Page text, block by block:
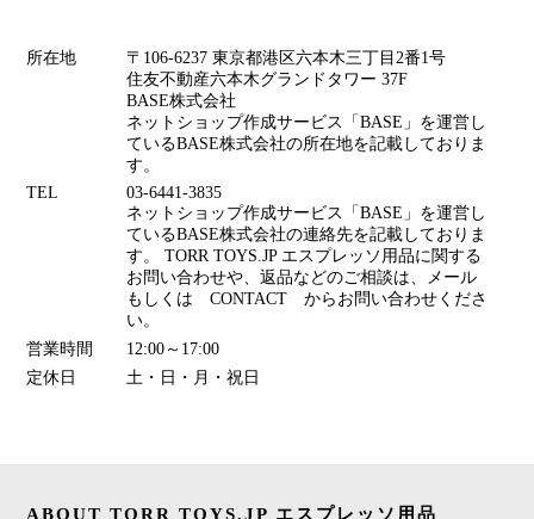
所在地
〒106-6237 東京都港区六本木三丁目2番1号
住友不動産六本木グランドタワー 37F
BASE株式会社
ネットショップ作成サービス「BASE」を運営し
ているBASE株式会社の所在地を記載しておりま
す。
TEL
03-6441-3835
ネットショップ作成サービス「BASE」を運営し
ているBASE株式会社の連絡先を記載しておりま
す。 TORR TOYS.JP エスプレッソ用品に関する
お問い合わせや、返品などのご相談は、メール
もしくは CONTACT からお問い合わせくださ
い。
営業時間
12:00～17:00
定休日
土・日・月・祝日
ABOUT TORR TOYS.JP エスプレッソ用品